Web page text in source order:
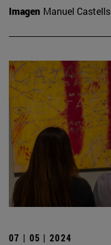
Imagen Manuel Castells
07 | 05 | 2024